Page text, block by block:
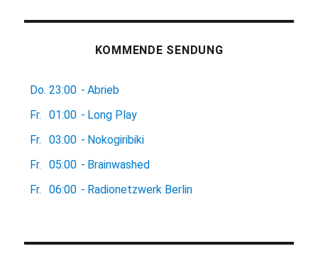
KOMMENDE SENDUNG
Do. 23:00 - Abrieb
Fr.
01:00 - Long Play
Fr.
03:00 - Nokogiribiki
Fr.
05:00 - Brainwashed
Fr.
06:00 - Radionetzwerk Berlin